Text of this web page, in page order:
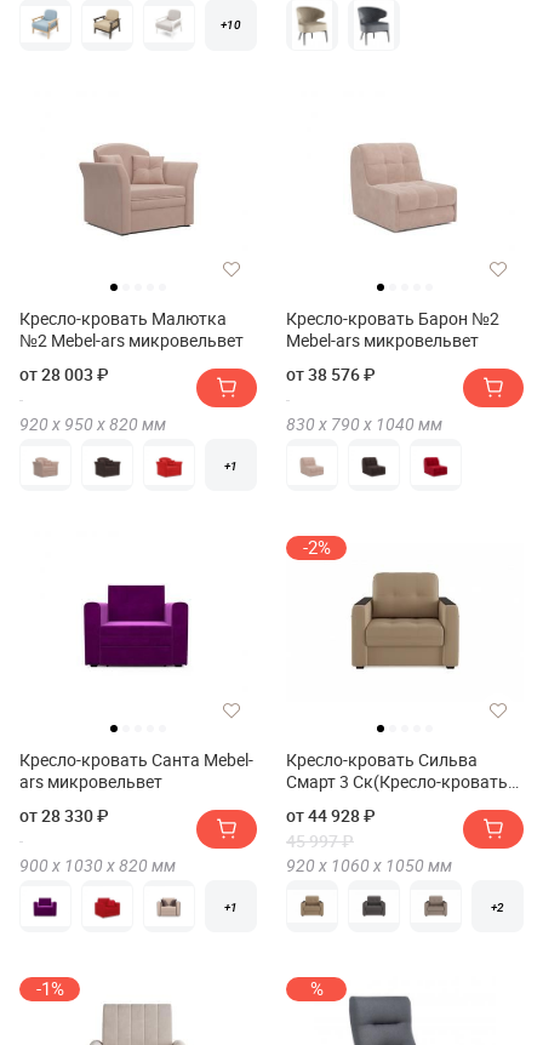
+10
Кресло-кровать Малютка
№2 Mebel-ars микровельвет
от 28 003 ₽
920 х 950 х820 мм
+1
Кресло-кровать Барон №2
Mebel-ars микровельвет
от 38 576 ₽
830 х 790 х 1040 мм
Кресло-кровать Санта Mebel-
ars микровельвет
от 28 330 ₽
900 х 1030 х820 мм
+1
-2%
Кресло-кровать Сильва
Смарт 3 Ск(Кресло-кровать
от 44 928 ₽
45 997 ₽
920 х 1060 х 1050 мм
+2
-1% %